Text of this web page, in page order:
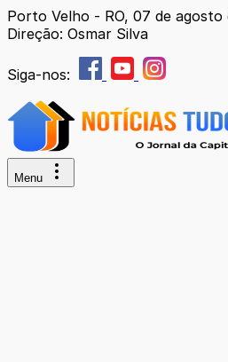
Porto Velho - RO, 07 de agosto
Direção: Osmar Silva
Siga-nos:
Menu